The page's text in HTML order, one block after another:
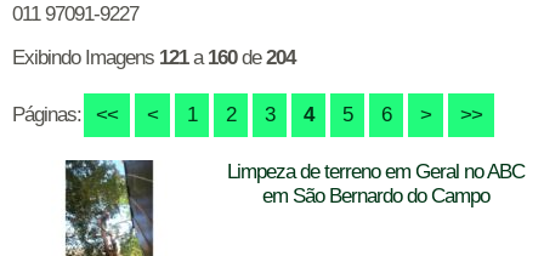
011 97091-9227
Exibindo Imagens 121a160de204
Páginas: << < 1 2 3 4 5 6 > >>
Limpeza de terreno em Geral no ABC
em São Bernardo do Campo